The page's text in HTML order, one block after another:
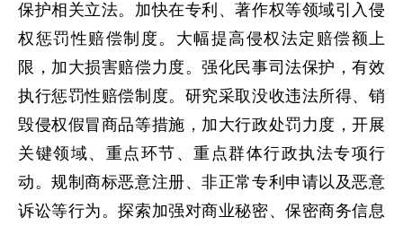
保护相关立法。加快在专利、著作权等领域引入侵
权惩罚性赔偿制度。大幅提高侵权法定赔偿额上
限，加大损害赔偿力度。强化民事司法保护，有效
执行惩罚性赔偿制度。研究采取没收违法所得、销
毁侵权假冒商品等措施，加大行政处罚力度，开展
关键领域、重点环节、重点群体行政执法专项行
动。规制商标恶意注册、非正常专利申请以及恶意
诉讼等行为。探索加强对商业秘密、保密商务信息